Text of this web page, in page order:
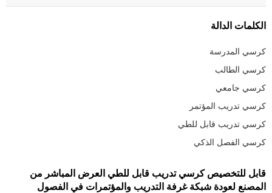
الكلمات الدالة
كرسي المدرسة
كرسي الطالب
كرسي جامعي
كرسي تدريب المؤتمر
كرسي تدريب قابل للطي
كرسي الفصل الذكي
قابل للتخصيص كرسي تدريب قابل للطي العرض المباشر من
المصنع لعودة شبكة غرفة التدريب والمؤتمرات في الفصول